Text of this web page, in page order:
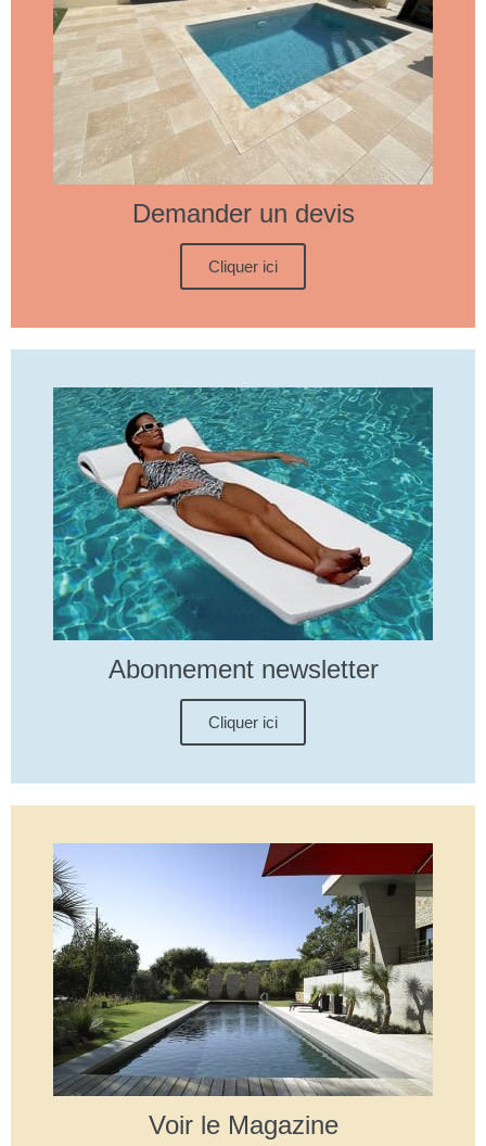
Demander un devis
Cliquer ici
Abonnement newsletter
Cliquer ici
Voir le Magazine